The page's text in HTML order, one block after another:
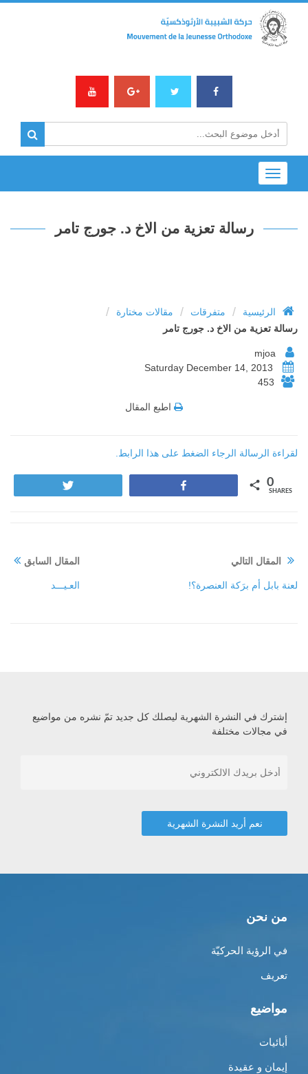
Toggle
navigation
رسالة تعزية من الاخ د. جورج تامر‏
الرئيسية / متفرقات / مقالات مختارة /
رسالة تعزية من الاخ د. جورج تامر‏
453
اطبع المقال
لقراءة الرسالة الرجاء الضغط على هذا الرابط.
0
SHARES
المقال السابق
العـيـــد
المقال التالي
لعنة بابل أم برَكة العنصرة؟!
إشترك في النشرة الشهرية ليصلك كل جديد تمّ نشره من مواضيع
في مجالات مختلفة
من نحن
في الرؤية الحركيّة
تعريف
مواضيع
أبائيات
إيمان و عقيدة